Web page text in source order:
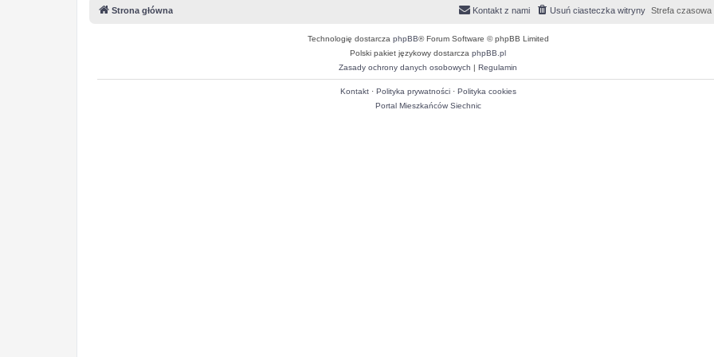
Strona główna Strefa czasowa
Usuń ciasteczka witryny
Kontakt z nami
Technologię dostarcza phpBB® Forum Software © phpBB Limited
Polski pakiet językowy dostarcza phpBB.pl
Zasady ochrony danych osobowych | Regulamin
Kontakt· Polityka prywatności· Polityka cookies
Portal Mieszkańców Siechnic